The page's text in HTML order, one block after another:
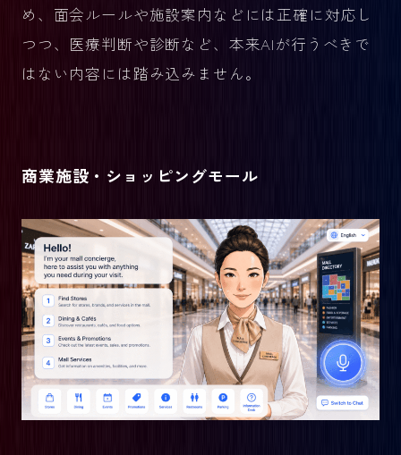
め、面会ルールや施設案内などには正確に対応し
つつ、医療判断や診断など、本来AIが行うべきで
はない内容には踏み込みません。
商業施設・ショッピングモール